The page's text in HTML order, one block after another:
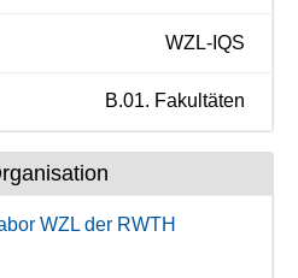
WZL-IQS
B.01. Fakultäten
WZL der RWTH